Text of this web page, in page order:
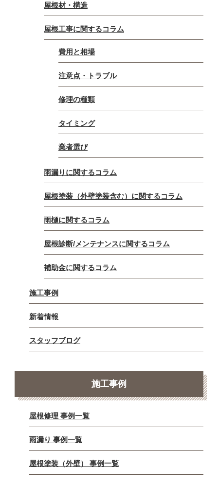
屋根材・構造
屋根工事に関するコラム
費用と相場
注意点・トラブル
修理の種類
タイミング
業者選び
雨漏りに関するコラム
屋根塗装（外壁塗装含む）に関するコラム
雨樋に関するコラム
屋根診断/メンテナンスに関するコラム
補助金に関するコラム
施工事例
新着情報
スタッフブログ
施工事例
屋根修理 事例一覧
雨漏り 事例一覧
屋根塗装（外壁） 事例一覧